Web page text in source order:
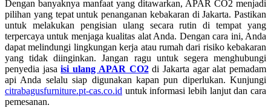
Dengan banyaknya manfaat yang ditawarkan, APAR CO2 menjadi
pilihan yang tepat untuk penanganan kebakaran di Jakarta. Pastikan
untuk melakukan pengisian ulang secara rutin di tempat yang
terpercaya untuk menjaga kualitas alat Anda. Dengan cara ini, Anda
dapat melindungi lingkungan kerja atau rumah dari risiko kebakaran
yang tidak diinginkan. Jangan ragu untuk segera menghubungi
penyedia jasaisi ulang APAR CO2di Jakarta agar alat pemadam
api Anda selalu siap digunakan kapan pun diperlukan. Kunjungi
citrabagusfurniture.pt-cas.co.id untuk informasi lebih lanjut dan cara
pemesanan.